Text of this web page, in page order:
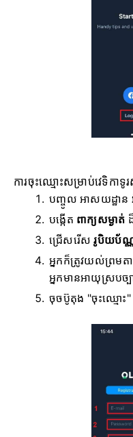
ការចុះឈ្មោះសម្រាប់វេទិកា
បញ្ចូល អាសយដ្ឋាន
បង្កើត ពាក្យសម្ងាត់
ជ្រើសរើសរូបិយប័
អ្នកក៏ត្រូវយល់ព្រមតា
អ្នកមានអាយុស្របច្
ចុចប៊ូតុង "ចុះឈ្មោះ"